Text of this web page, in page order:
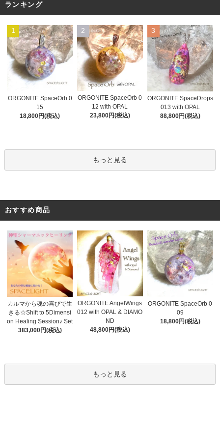
ランキング
1
ORGONITE SpaceOrb 0
15
18,800円(税込)
2
ORGONITE SpaceOrb 0
12 with OPAL
23,800円(税込)
3
ORGONITE SpaceDrops
013 with OPAL
88,800円(税込)
もっと見る
おすすめ商品
カルマから魂の喜びで生
きる☆Shift to 5Dimensi
on Healing Session♪ Set
383,000円(税込)
ORGONITE AngelWings
012 with OPAL & DIAMO
ND
48,800円(税込)
ORGONITE SpaceOrb 0
09
18,800円(税込)
もっと見る